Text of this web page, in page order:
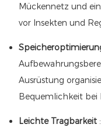
Mückennetz und
vor Insekten und
Ausrüstung
Bequemlichkeit bei
Leichte Tragbarkeit